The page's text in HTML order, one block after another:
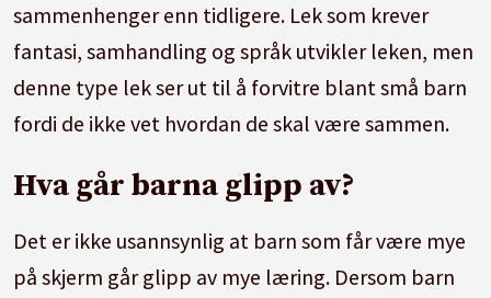
sammenhenger enn tidligere. Lek som krever
fantasi, samhandling og språk utvikler leken, men
denne type lek ser ut til å forvitre blant små barn
fordi de ikke vet hvordan de skal være sammen.
Hva går barna glipp av?
Det er ikke usannsynlig at barn som får være mye
på skjerm går glipp av mye læring. Dersom barn